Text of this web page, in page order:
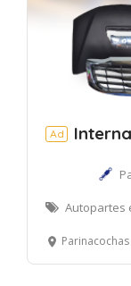
Ad
Autopartes
Parinacochas